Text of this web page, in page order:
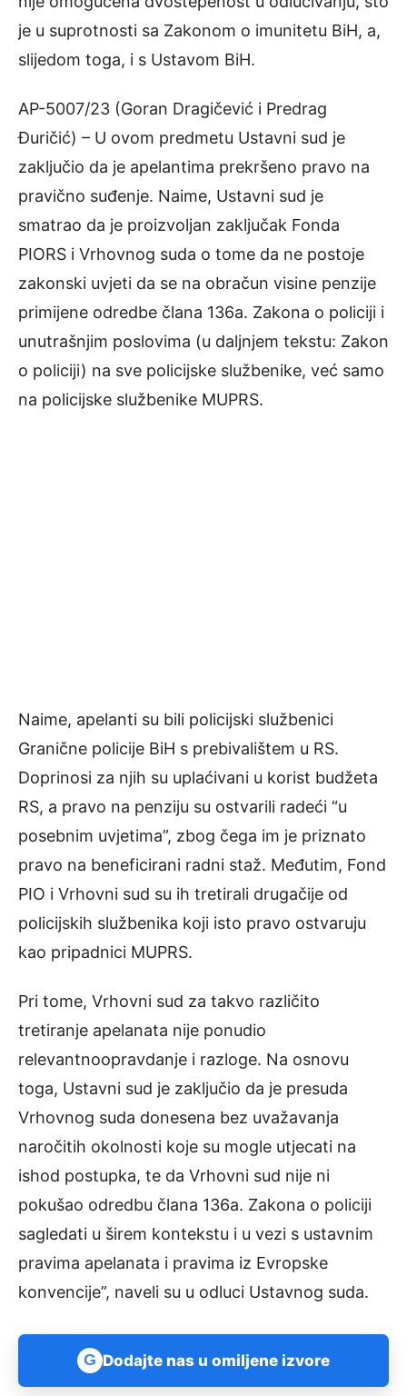
je u suprotnosti sa Zakonom o imunitetu BiH, a,
slijedom toga, i s Ustavom BiH.
AP-5007/23 (Goran Dragičević i Predrag
Đuričić) – U ovom predmetu Ustavni sud je
zaključio da je apelantima prekršeno pravo na
pravično suđenje. Naime, Ustavni sud je
smatrao da je proizvoljan zaključak Fonda
PIORS i Vrhovnog suda o tome da ne postoje
zakonski uvjeti da se na obračun visine penzije
primijene odredbe člana 136a. Zakona o policiji i
unutrašnjim poslovima (u daljnjem tekstu: Zakon
o policiji) na sve policijske službenike, već samo
na policijske službenike MUPRS.
Naime, apelanti su bili policijski službenici
Granične policije BiH s prebivalištem u RS.
Doprinosi za njih su uplaćivani u korist budžeta
RS, a pravo na penziju su ostvarili radeći “u
posebnim uvjetima”, zbog čega im je priznato
pravo na beneficirani radni staž. Međutim, Fond
PIO i Vrhovni sud su ih tretirali drugačije od
policijskih službenika koji isto pravo ostvaruju
kao pripadnici MUPRS.
Pri tome, Vrhovni sud za takvo različito
tretiranje apelanata nije ponudio
relevantnoopravdanje i razloge. Na osnovu
toga, Ustavni sud je zaključio da je presuda
Vrhovnog suda donesena bez uvažavanja
naročitih okolnosti koje su mogle utjecati na
ishod postupka, te da Vrhovni sud nije ni
pokušao odredbu člana 136a. Zakona o policiji
sagledati u širem kontekstu i u vezi s ustavnim
pravima apelanata i pravima iz Evropske
konvencije”, naveli su u odluci Ustavnog suda.
G Dodajte nas u omiljene izvore